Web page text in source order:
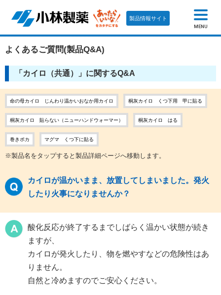
製品情報サイト
MENU
よくあるご質問(製品Q&A)
「カイロ（共通）」に関するQ&A
命の母カイロ じんわり温かいおなか用カイロ 桐灰カイロ くつ下用 甲に貼る
桐灰カイロ 貼らない（ニューハンドウォーマー） 桐灰カイロ はる
巻きポカ マグマ くつ下に貼る
※製品名をタップすると製品詳細ページへ移動します。
カイロが温かいまま、放置してしまいました。発火
したり火事になりませんか？
酸化反応が終了するまでしばらく温かい状態が続き
ますが、
カイロが発火したり、物を燃やすなどの危険性はあ
りません。
自然と冷めますのでご安心ください。